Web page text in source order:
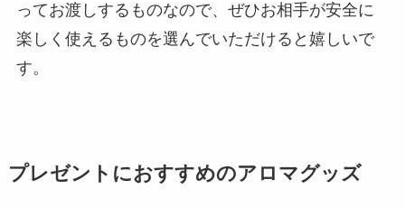
ってお渡しするものなので、ぜひお相手が安全に
楽しく使えるものを選んでいただけると嬉しいで
す。
プレゼントにおすすめのアロマグッズ